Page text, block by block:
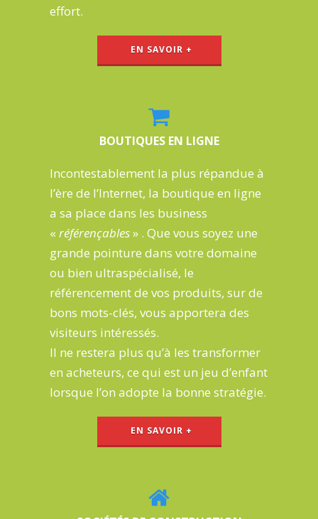
effort.
EN SAVOIR +
BOUTIQUES EN LIGNE
Incontestablement la plus répandue à
l’ère de l’Internet, la boutique en ligne
a sa place dans les business
« référençables» . Que vous soyez une
grande pointure dans votre domaine
ou bien ultraspécialisé, le
référencement de vos produits, sur de
bons mots-clés, vous apportera des
visiteurs intéressés.
Il ne restera plus qu’à les transformer
en acheteurs, ce qui est un jeu d’enfant
lorsque l’on adopte la bonne stratégie.
EN SAVOIR +